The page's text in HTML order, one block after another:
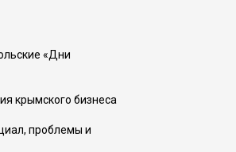
«Дни
крымского бизнеса
проблемы и